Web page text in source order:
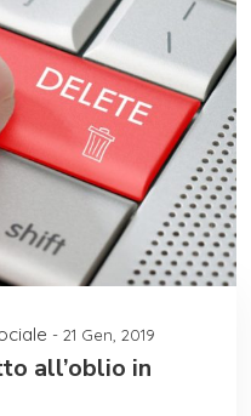
- 21 Gen, 2019
all’oblio in